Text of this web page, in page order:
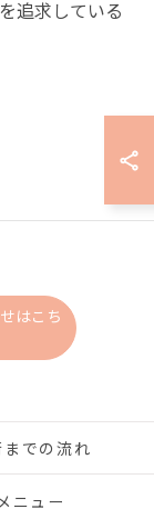
追求している
はこち
での流れ
メニュー